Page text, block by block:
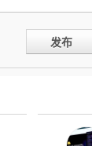
发布